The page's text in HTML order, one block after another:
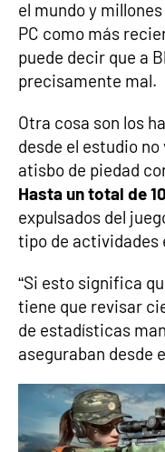
el mundo y
PC como más
puede decir que a
precisamente mal.
Otra cosa son los
desde el estudio
atisbo de piedad
Hasta un total de
expulsados del
tipo de actividades
“Si esto significa
tiene que revisar
de estadísticas
aseguraban desde